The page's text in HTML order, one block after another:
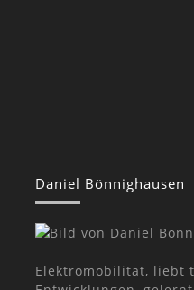
Daniel Bönnighausen
Elektromobilität, liebt